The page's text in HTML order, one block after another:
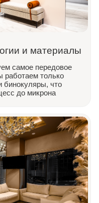
внимательный
проходит